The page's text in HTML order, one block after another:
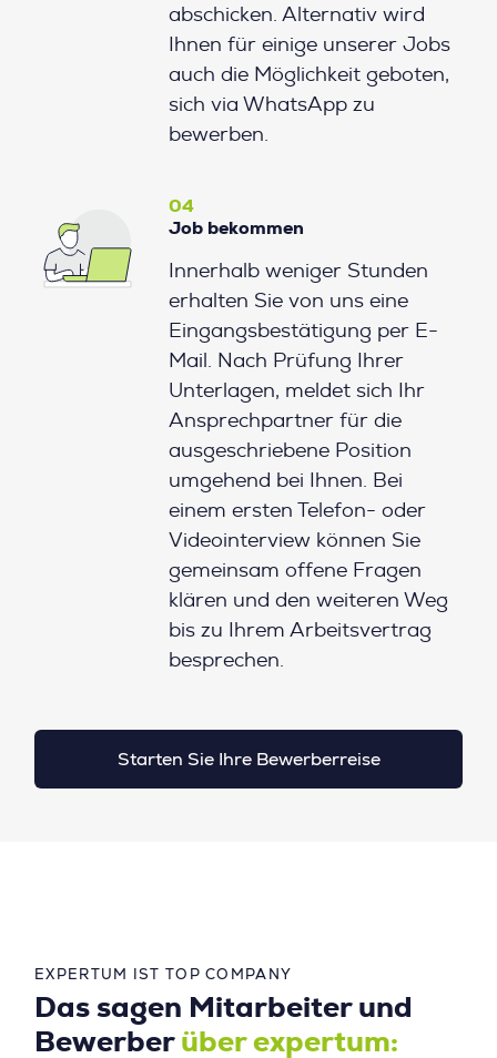
abschicken. Alternativ wird
Ihnen für einige unserer Jobs
auch die Möglichkeit geboten,
sich via WhatsApp zu
bewerben.
04
Job bekommen
Innerhalb weniger Stunden
erhalten Sie von uns eine
Eingangsbestätigung per E-
Mail. Nach Prüfung Ihrer
Unterlagen, meldet sich Ihr
Ansprechpartner für die
ausgeschriebene Position
umgehend bei Ihnen. Bei
einem ersten Telefon- oder
Videointerview können Sie
gemeinsam offene Fragen
klären und den weiteren Weg
bis zu Ihrem Arbeitsvertrag
besprechen.
Starten Sie Ihre Bewerberreise
EXPERTUM IST TOP COMPANY
Das sagen Mitarbeiter und
Bewerber über expertum: